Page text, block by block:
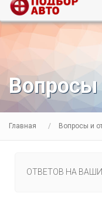
Вопросы
Главная Вопросы и
ОТВЕТОВ НА